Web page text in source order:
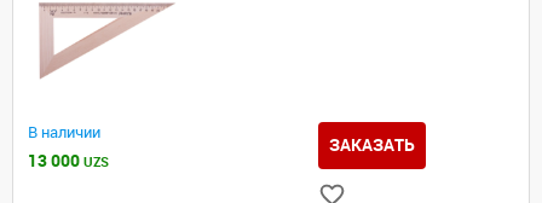
В наличии
13 000 UZS
ЗАКАЗАТЬ